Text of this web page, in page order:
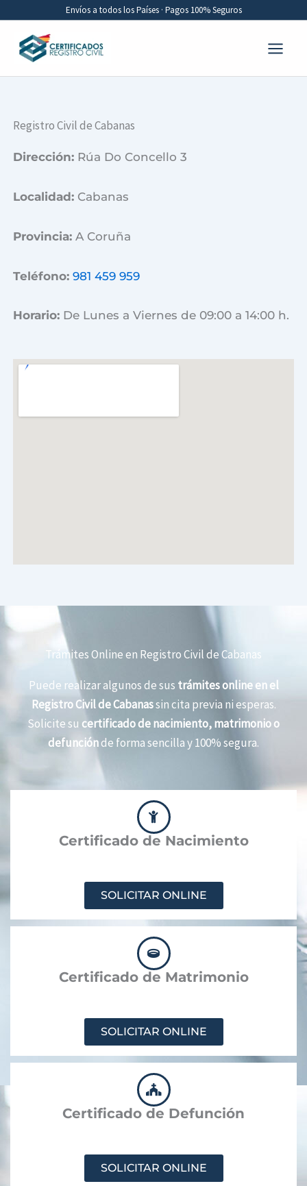
contenido
Envíos a todos los Países · Pagos 100% Seguros
Registro Civil de Cabanas
Dirección: Rúa Do Concello 3
Localidad: Cabanas
Provincia:A Coruña
Teléfono: 981 459 959
Horario: De Lunes a Viernes de 09:00 a 14:00 h.
Trámites Online en Registro Civil de Cabanas
Puede realizar algunos de sus trámites online en el
Registro Civil de Cabanassin cita previa ni esperas.
Solicite su certificado de nacimiento, matrimonio o
defunciónde forma sencilla y 100% segura.
Certificado de Nacimiento
SOLICITAR ONLINE
Certificado de Matrimonio
SOLICITAR ONLINE
Certificado de Defunción
SOLICITAR ONLINE